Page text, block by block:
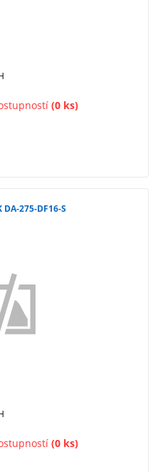
(0 ks)
DA-275-DF16-S
(0 ks)